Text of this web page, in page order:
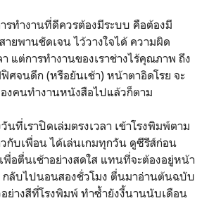
รทำงานที่ดีควรต้องมีระบบ คือต้องมี
ยพานชัดเจน ไว้วางใจได้ ความผิด
แต่การทำงานของเราช่างไร้คุณภาพ ถึง
ศจนดึก (หรือยันเช้า) หน้าตาอิดโรย จะ
งคนทำงานหนังสือไปแล้วก็ตาม
นที่เราปิดเล่มตรงเวลา เข้าโรงพิมพ์ตาม
กับเพื่อน ได้เล่นเกมทุกวัน ดูซีรีส์ก่อน
อตื่นเช้าอย่างสดใส แทนที่จะต้องอยู่หน้า
ลับไปนอนสองชั่วโมง ตื่นมาอ่านต้นฉบับ
ย่างสีที่โรงพิมพ์ ทำซ้ำยังงี้นานนับเดือน